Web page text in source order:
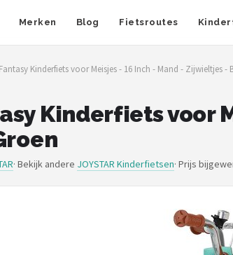
Merken Blog Fietsroutes
Kinderfiets voor Meisjes - 16 Inch - Mand - Zijwieltjes -
Kinderfiets voor
· Bekijk andere JOYSTAR Kinderfietsen· Prijs